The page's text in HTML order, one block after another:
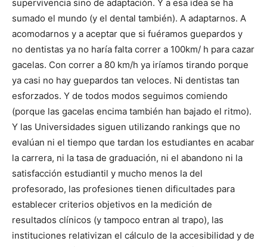
supervivencia sino de adaptación. Y a esa idea se ha
sumado el mundo (y el dental también). A adaptarnos. A
acomodarnos y a aceptar que si fuéramos guepardos y
no dentistas ya no haría falta correr a 100km/ h para cazar
gacelas. Con correr a 80 km/h ya iríamos tirando porque
ya casi no hay guepardos tan veloces. Ni dentistas tan
esforzados. Y de todos modos seguimos comiendo
(porque las gacelas encima también han bajado el ritmo).
Y las Universidades siguen utilizando rankings que no
evalúan ni el tiempo que tardan los estudiantes en acabar
la carrera, ni la tasa de graduación, ni el abandono ni la
satisfacción estudiantil y mucho menos la del
profesorado, las profesiones tienen dificultades para
establecer criterios objetivos en la medición de
resultados clínicos (y tampoco entran al trapo), las
instituciones relativizan el cálculo de la accesibilidad y de